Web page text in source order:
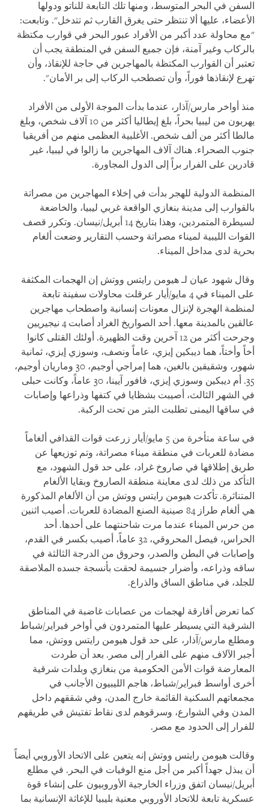
السفن في البحر المتوسط، ومنها تلك التابعة للناتو ودولها
الأعضاء، عليها ألا تنتظر حتى يغرق القارب ثم تتدخل". وتابعت:
"مع محاولة عدد أكبر من الأفراد عبور البحر في قوارب مكتظة
بالركاب وغير آمنة، فإن جميع السفن في المنطقة يجب أن
تعتبر أن القوارب المكتظة بالمهاجرين في حاجة للإنقاذ، وأن
تهرع لإنقاذها فوراً، وأن تصطحب الركاب إلى بر الأمان".
منذ أواخر مارس/آذار، عندما بدأت الموجة الأولى من الأفراد
يهربون من ليبيا بحراً، بلغ إيطاليا أكثر من 10 آلاف شخص، وبلغ
مالطا أكثر من ألف شخص. الأغلبية العظمى منهم من أفريقيا
جنوب الصحراء. هناك آلاف المهاجرين ما زالوا في ليبيا، غير
قادرين على الفرار براً إلى الدول المجاورة.
المنظمة الدولية للهجر بدأت في إخلاء المهاجرين من مصراتة
بالقوارب إلى مدينة بنغازي الواقعة غربي ليبيا، والخاضعة
لسيطرة المتمردين، وهذا بتاريخ 14 أبريل/نيسان. وتكرر قصف
القوات الليبية لميناء مصراتة وحسب التقارير وضعت ألغام
بحرية لدى مداخل الميناء.
وقال شهود عيان لـ هيومن رايتس ووتش إن الهجمات المكثفة
على الميناء في 4 مايو/أيار عرقلت محاولات سفينة تابعة
لمنظمة الهجرة لإنزال معونات إنسانية واصطحاب مهاجرين
عالقين بالمدينة معها. أحد الصواريخ الغراد أصابت 4 نيجيريين
وجرحت أكثر من 12 آخرين وقت الظهيرة. أولئك القتلى كانوا
أخاً وأختاً، هما ديبكين إيزي، عاماً ونصف، وسوزي إيزي، ثمانية
شهور، وشقيقين بالغين، هما إمراجي أوجيم، 30 وماريان أوجيم،
35. أم ديبكين وسوزي إيزي، فافور آيينا، 30 عاماً، وكانت حبلى
في الشهر الثالث، أصيبت بشظايا في كتفها وذراعها وإصابات
في ساقها اليمنى تطلبت البتر من تحت الركبة.
في ساعة متأخرة من 5 مايو/أيار زرعت قوات القذافي ألغاماً
مضادة للعربات في منطقة ميناء مصراتة، وتم توزيعها عن
طريق إطلاقها في صاروخ غراد، على حد قول الشهود، مع
التأكد من ذلك لدى معاينة منطقة الصاروخ وبقايا الألغام
المتناثرة. تأكدت هيومن رايتس ووتش من أن الألغام المذكورة
هي ألغام طراز 84 صينية الصنع المضادة للعربات. أصيب اثنين
من حرس الميناء عندما مرت شاحنتهما على أحدها. أحد
الحراس، فيصل المحروقي، 32 عاماً، أصيب بكسر في القدم،
وإصابات في البطن والصدر، وحروق من الدرجة الثالثة في
ساقه وذراعه، وأضرار جسيمة لحقت بأنسجة جسده الملاصقة
للجلد، في مناطق الساق والذراع.
كما تعرض أفارقة لهجمات من عصابات غاضبة في المناطق
الشرقية التي يسيطر عليها المتمردون في أواخر فبراير/شباط
ومطلع مارس/آذار، على حد قول هيومن رايتس ووتش، مما
أجبر الآلاف منهم على الفرار إلى مصر. بعد أن طردت
المعارضة قوات الأمن الحكومية من بنغازي وبلدات شرقية
أخرى أواسط فبراير/شباط، هاجم الليبيون الأجانب في
مجمعاتهم السكنية القائمة خارج المدن، وفي شققهم داخل
المدن وفي الشوارع، وسرقوهم لدى نقاط تفتيش في طريقهم
للفرار إلى الحدود مع مصر.
وقالت هيومن رايتس ووتش إنه يتعين على الاتحاد الأوروبي أيضاً
أن يبذل جهداً أكبر من أجل منع الوفيات في البحر. في مطلع
أبريل/نيسان اتفق وزراء الخارجية الأوروبيون على إنشاء قوة
عسكرية تابعة للاتحاد الأوروبي معنية بليبيا للإغاثة الإنسانية بما